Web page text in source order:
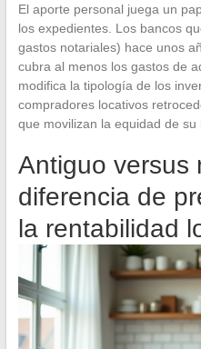
El aporte personal juega un
los expedientes. Los bancos
gastos notariales) hace unos
cubra al menos los gastos de
modifica la tipología de los
compradores locativos
que movilizan la equidad de su
Antiguo versus
diferencia de
la rentabilidad